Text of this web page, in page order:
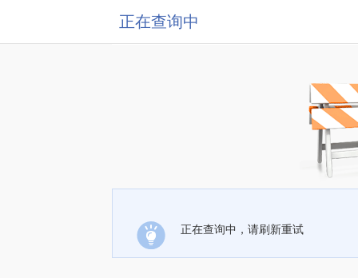
正在查询中
正在查询中，请刷新重试